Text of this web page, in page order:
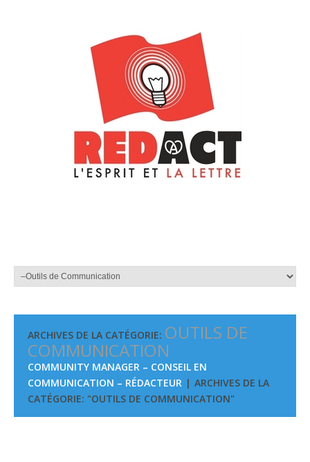
ARCHIVES DE LA CATÉGORIE: OUTILS DE
COMMUNICATION
COMMUNITY MANAGER – CONSEIL EN
COMMUNICATION – RÉDACTEUR
ARCHIVES DE LA
CATÉGORIE: "OUTILS DE COMMUNICATION"